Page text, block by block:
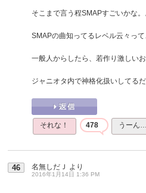
そこまで言う程SMAPすごいかな。
SMAPの曲知ってるレベル云々って
一般人からしたら、若作り激しいお
ジャニオタ内で神格化扱いしてるだ
それな！ 478 うーん…
46 名無しだＪ より
2016年1月14日 1:36 PM